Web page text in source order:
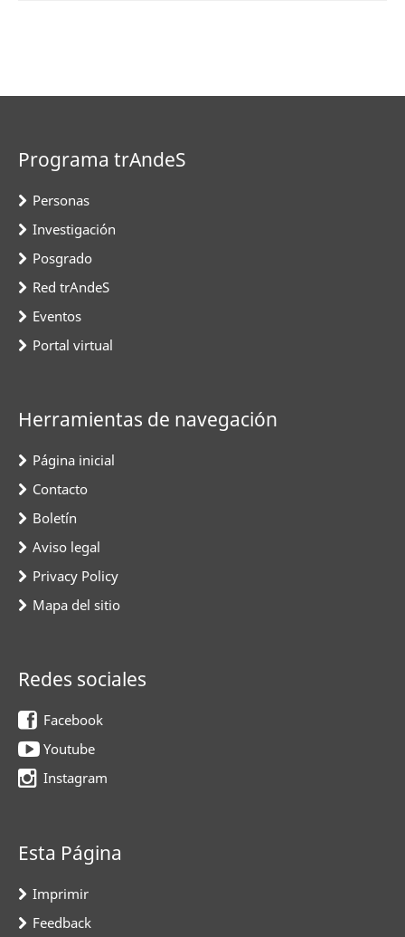
Programa trAndeS
Personas
Investigación
Posgrado
Red trAndeS
Eventos
Portal virtual
Herramientas de navegación
Página inicial
Contacto
Boletín
Aviso legal
Privacy Policy
Mapa del sitio
Redes sociales
Facebook
Youtube
Instagram
Esta Página
Imprimir
Feedback